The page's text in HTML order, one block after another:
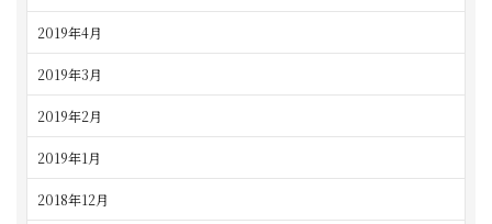
2019年4月
2019年3月
2019年2月
2019年1月
2018年12月